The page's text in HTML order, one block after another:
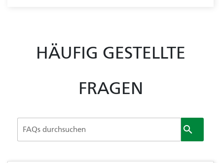
HÄUFIG GESTELLTE
FRAGEN
